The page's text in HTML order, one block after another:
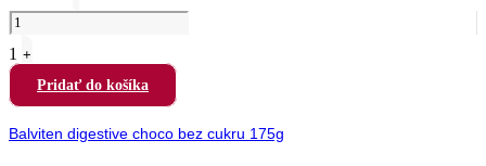
1 +
Pridať do košíka
Balviten digestive choco bez cukru 175g